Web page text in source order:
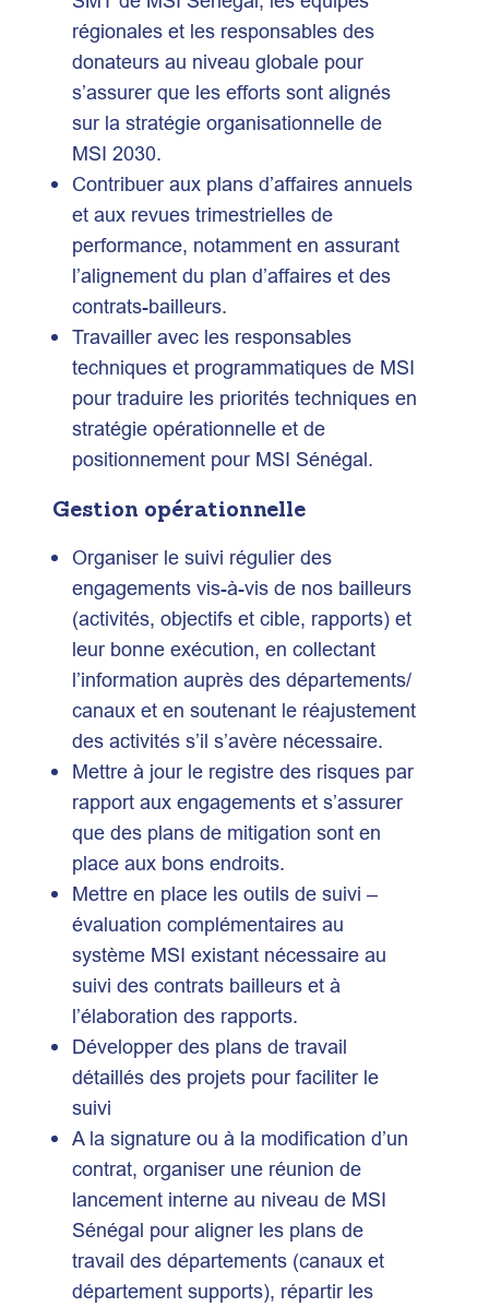
régionales et les responsables des
donateurs au niveau globale pour
s’assurer que les efforts sont alignés
sur la stratégie organisationnelle de
MSI 2030.
Contribuer aux plans d’affaires annuels
et aux revues trimestrielles de
performance, notamment en assurant
l’alignement du plan d’affaires et des
contrats-bailleurs.
Travailler avec les responsables
techniques et programmatiques de MSI
pour traduire les priorités techniques en
stratégie opérationnelle et de
positionnement pour MSI Sénégal.
Gestion opérationnelle
Organiser le suivi régulier des
engagements vis-à-vis de nos bailleurs
(activités, objectifs et cible, rapports) et
leur bonne exécution, en collectant
l’information auprès des départements/
canaux et en soutenant le réajustement
des activités s’il s’avère nécessaire.
Mettre à jour le registre des risques par
rapport aux engagements et s’assurer
que des plans de mitigation sont en
place aux bons endroits.
Mettre en place les outils de suivi –
évaluation complémentaires au
système MSI existant nécessaire au
suivi des contrats bailleurs et à
l’élaboration des rapports.
Développer des plans de travail
détaillés des projets pour faciliter le
suivi
A la signature ou à la modification d’un
contrat, organiser une réunion de
lancement interne au niveau de MSI
Sénégal pour aligner les plans de
travail des départements (canaux et
département supports), répartir les